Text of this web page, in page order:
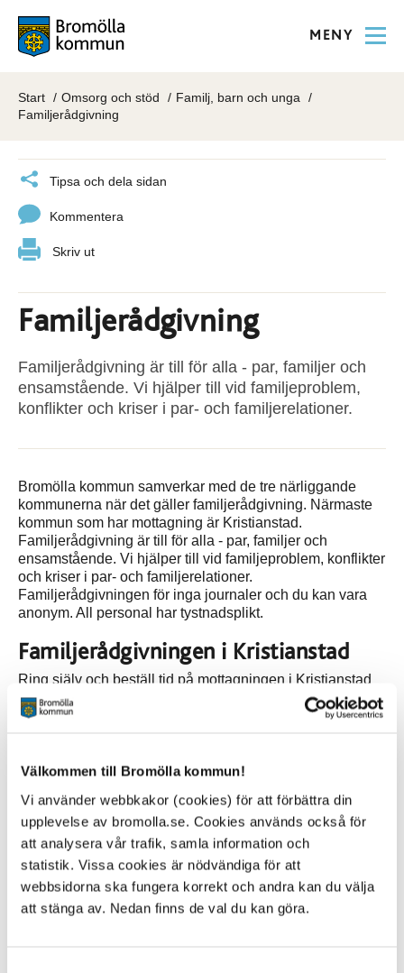
Välkommen till Bromölla kommun!
Vi använder webbkakor (cookies) för att förbättra din
upplevelse av bromolla.se. Cookies används också för
att analysera vår trafik, samla information och
statistik. Vissa cookies är nödvändiga för att
webbsidorna ska fungera korrekt och andra kan du välja
att stänga av. Nedan finns de val du kan göra.
MENY
Start Omsorg och stöd
Familj, barn och unga
Familjerådgivning
Tipsa och dela sidan
Kommentera
Skriv ut
Familjerådgivning
Familjerådgivning är till för alla - par, familjer och
ensamstående. Vi hjälper till vid familjeproblem,
konflikter och kriser i par- och familjerelationer.
Bromölla kommun samverkar med de tre närliggande
kommunerna när det gäller familjerådgivning. Närmaste
kommun som har mottagning är Kristianstad.
Familjerådgivning är till för alla - par, familjer och
ensamstående. Vi hjälper till vid familjeproblem, konflikter
och kriser i par- och familjerelationer.
Familjerådgivningen för inga journaler och du kan vara
anonym. All personal har tystnadsplikt.
Familjerådgivningen i Kristianstad
Ring själv och beställ tid på mottagningen i Kristianstad
044-13 40 40. Besöket är kostnadsfritt. Mottagningen
ligger på Lasarettsboulevarden 4 B.
Relaterad information
Familjerådgivningens webbplats
Våld i nära relation Bromölla kommun